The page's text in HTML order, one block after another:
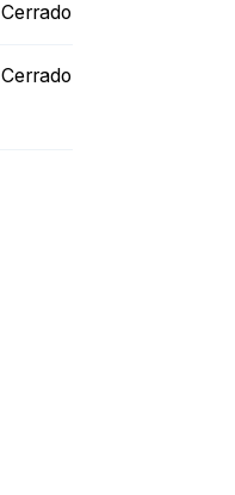
Cerrado
Cerrado